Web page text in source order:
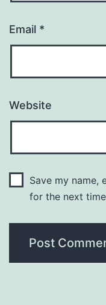
Email *
Website
Save my name,
for the next